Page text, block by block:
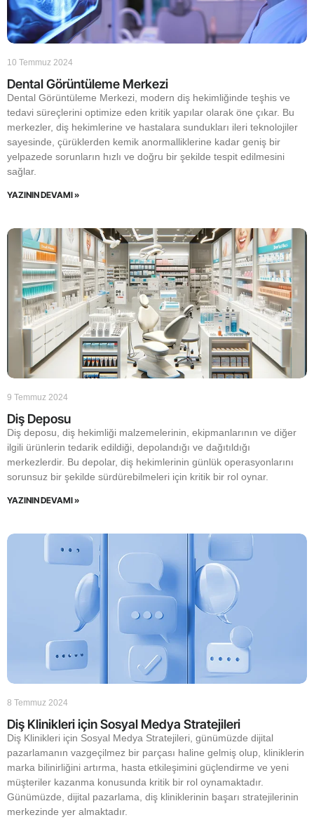
10 Temmuz 2024
Dental Görüntüleme Merkezi
Dental Görüntüleme Merkezi, modern diş hekimliğinde teşhis ve
tedavi süreçlerini optimize eden kritik yapılar olarak öne çıkar. Bu
merkezler, diş hekimlerine ve hastalara sundukları ileri teknolojiler
sayesinde, çürüklerden kemik anormalliklerine kadar geniş bir
yelpazede sorunların hızlı ve doğru bir şekilde tespit edilmesini
sağlar.
YAZININ DEVAMI »
9 Temmuz 2024
Diş Deposu
Diş deposu, diş hekimliği malzemelerinin, ekipmanlarının ve diğer
ilgili ürünlerin tedarik edildiği, depolandığı ve dağıtıldığı
merkezlerdir. Bu depolar, diş hekimlerinin günlük operasyonlarını
sorunsuz bir şekilde sürdürebilmeleri için kritik bir rol oynar.
YAZININ DEVAMI »
8 Temmuz 2024
Diş Klinikleri için Sosyal Medya Stratejileri
Diş Klinikleri için Sosyal Medya Stratejileri, günümüzde dijital
pazarlamanın vazgeçilmez bir parçası haline gelmiş olup, kliniklerin
marka bilinirliğini artırma, hasta etkileşimini güçlendirme ve yeni
müşteriler kazanma konusunda kritik bir rol oynamaktadır.
Günümüzde, dijital pazarlama, diş kliniklerinin başarı stratejilerinin
merkezinde yer almaktadır.